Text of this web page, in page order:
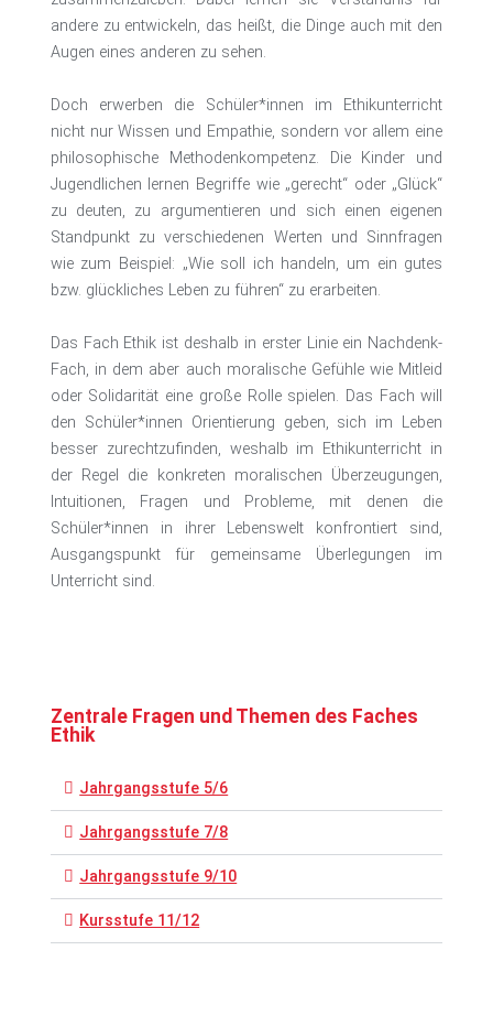
andere zu entwickeln, das heißt, die Dinge auch mit den
Augen eines anderen zu sehen.
Doch erwerben die Schüler*innen im Ethikunterricht
nicht nur Wissen und Empathie, sondern vor allem eine
philosophische Methodenkompetenz. Die Kinder und
Jugendlichen lernen Begriffe wie „gerecht“ oder „Glück“
zu deuten, zu argumentieren und sich einen eigenen
Standpunkt zu verschiedenen Werten und Sinnfragen
wie zum Beispiel: „Wie soll ich handeln, um ein gutes
bzw. glückliches Leben zu führen“ zu erarbeiten.
Das Fach Ethik ist deshalb in erster Linie ein Nachdenk-
Fach, in dem aber auch moralische Gefühle wie Mitleid
oder Solidarität eine große Rolle spielen. Das Fach will
den Schüler*innen Orientierung geben, sich im Leben
besser zurechtzufinden, weshalb im Ethikunterricht in
der Regel die konkreten moralischen Überzeugungen,
Intuitionen, Fragen und Probleme, mit denen die
Schüler*innen in ihrer Lebenswelt konfrontiert sind,
Ausgangspunkt für gemeinsame Überlegungen im
Unterricht sind.
Zentrale Fragen und Themen des Faches
Ethik
Jahrgangsstufe 5/6
Jahrgangsstufe 7/8
Jahrgangsstufe 9/10
Kursstufe 11/12